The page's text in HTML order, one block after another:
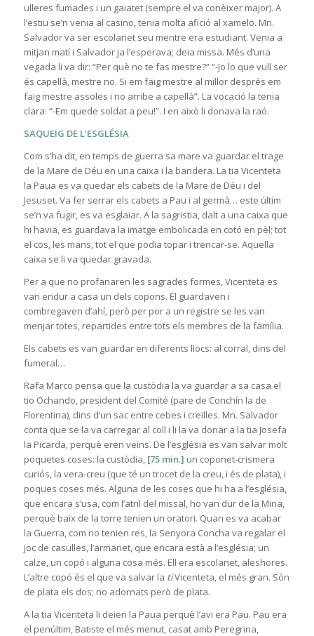
ulleres fumades i un gaiatet (sempre el va conèixer major). A
l’estiu se’n venia al casino, tenia molta afició al xamelo. Mn.
Salvador va ser escolanet seu mentre era estudiant. Venia a
mitjan matí i Salvador ja l’esperava; deia missa. Més d’una
vegada li va dir: “Per què no te fas mestre?” “-Jo lo que vull ser
és capellà, mestre no. Si em faig mestre al millor després em
faig mestre assoles i no arribe a capellà”. La vocació la tenia
clara: “-Em quede soldat a peu!”. I en això li donava la raó.
SAQUEIG DE L’ESGLÉSIA
Com s’ha dit, en temps de guerra sa mare va guardar el trage
de la Mare de Déu en una caixa i la bandera. La tia Vicenteta
la Paua es va quedar els cabets de la Mare de Déu i del
Jesuset. Va fer serrar els cabets a Pau i al germà… este últim
se’n va fugir, es va esglaiar. A la sagristia, dalt a una caixa que
hi havia, es guardava la imatge embolicada en cotó en pèl; tot
el cos, les mans, tot el que podia topar i trencar-se. Aquella
caixa se li va quedar gravada.
Per a que no profanaren les sagrades formes, Vicenteta es
van endur a casa un dels copons. El guardaven i
combregaven d’ahí, però per por a un registre se les van
menjar totes, repartides entre tots els membres de la família.
Els cabets es van guardar en diferents llocs: al corral, dins del
fumeral…
Rafa Marco pensa que la custòdia la va guardar a sa casa el
tio Ochando, president del Comité (pare de Conchín la de
Florentina), dins d’un sac entre cebes i creïlles. Mn. Salvador
conta que se la va carregar al coll i li la va donar a la tia Josefa
la Picarda, perquè eren veïns. De l’església es van salvar molt
poquetes coses: la custòdia, [75 min.] un coponet-crismera
curiós, la vera-creu (que té un trocet de la creu, i és de plata), i
poques coses més. Alguna de les coses que hi ha a l’església,
que encara s’usa, com l’atril del missal, ho van dur de la Mina,
perquè baix de la torre tenien un oratori. Quan es va acabar
la Guerra, com no tenien res, la Senyora Concha va regalar el
joc de casulles, l’armariet, que encara està a l’església; un
calze, un copó i alguna cosa més. Ell era escolanet, aleshores.
L’altre copó és el que va salvar la tiVicenteta, el més gran. Són
de plata els dos; no adornats però de plata.
A la tia Vicenteta li deien la Paua perquè l’avi era Pau. Pau era
el penúltim, Batiste el més menut, casat amb Peregrina,